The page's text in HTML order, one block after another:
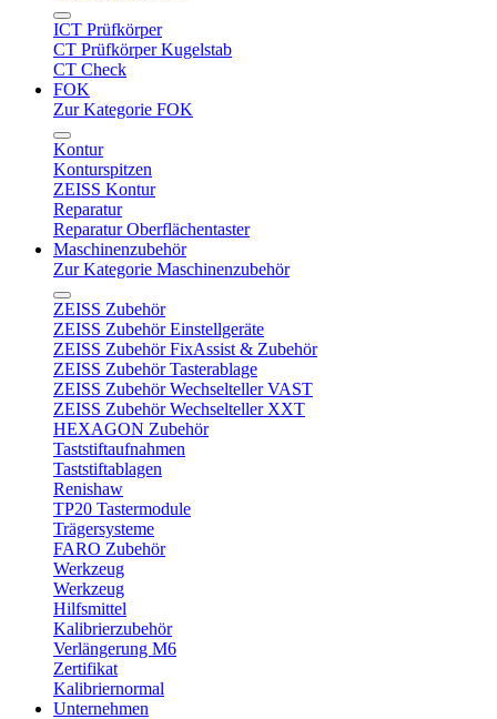
ICT Prüfkörper
CT Prüfkörper Kugelstab
CT Check
FOK
Zur Kategorie FOK
Kontur
Konturspitzen
ZEISS Kontur
Reparatur
Reparatur Oberflächentaster
Maschinenzubehör
Zur Kategorie Maschinenzubehör
ZEISS Zubehör
ZEISS Zubehör Einstellgeräte
ZEISS Zubehör FixAssist & Zubehör
ZEISS Zubehör Tasterablage
ZEISS Zubehör Wechselteller VAST
ZEISS Zubehör Wechselteller XXT
HEXAGON Zubehör
Taststiftaufnahmen
Taststiftablagen
Renishaw
TP20 Tastermodule
Trägersysteme
FARO Zubehör
Werkzeug
Werkzeug
Hilfsmittel
Kalibrierzubehör
Verlängerung M6
Zertifikat
Kalibriernormal
Unternehmen